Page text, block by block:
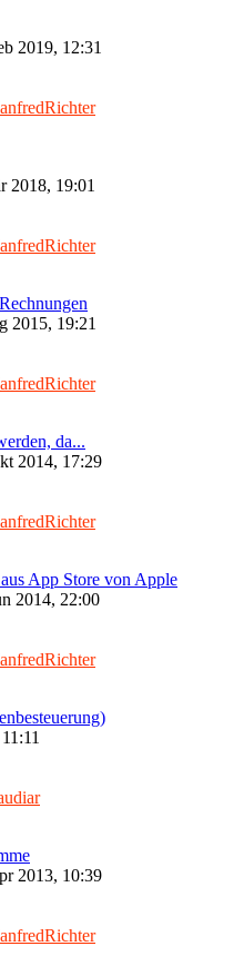
2019, 12:31
2018, 19:01
2015, 19:21
da...
2014, 17:29
App Store von Apple
2014, 22:00
2013, 10:39